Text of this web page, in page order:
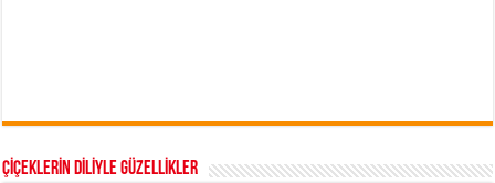
ÇİÇEKLERİN DİLİYLE GÜZELLİKLER